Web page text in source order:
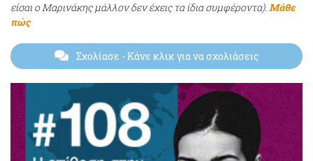
είσαι ο Μαρινάκης μάλλον δεν έχεις τα ίδια συμφέροντα). Μάθε
πώς
Σχολίασε - Κάνε κλικ για να σχολιάσεις